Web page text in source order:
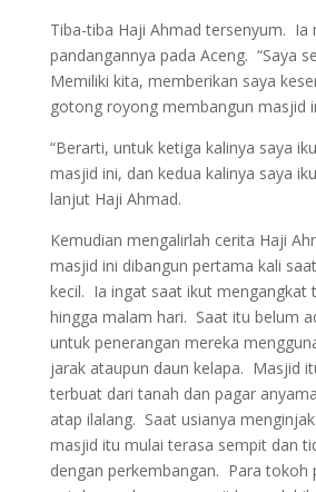
Tiba-tiba Haji Ahmad tersenyum. Ia
pandangannya pada Aceng. “Saya
Memiliki kita, memberikan saya
gotong royong membangun masjid
“Berarti, untuk ketiga kalinya saya
masjid ini, dan kedua kalinya saya
lanjut Haji Ahmad.
Kemudian mengalirlah cerita Haji
masjid ini dibangun pertama kali
kecil. Ia ingat saat ikut mengangkat
hingga malam hari. Saat itu belum
untuk penerangan mereka
jarak ataupun daun kelapa. Masjid
terbuat dari tanah dan pagar
atap ilalang. Saat usianya
masjid itu mulai terasa sempit dan
dengan perkembangan. Para tokoh